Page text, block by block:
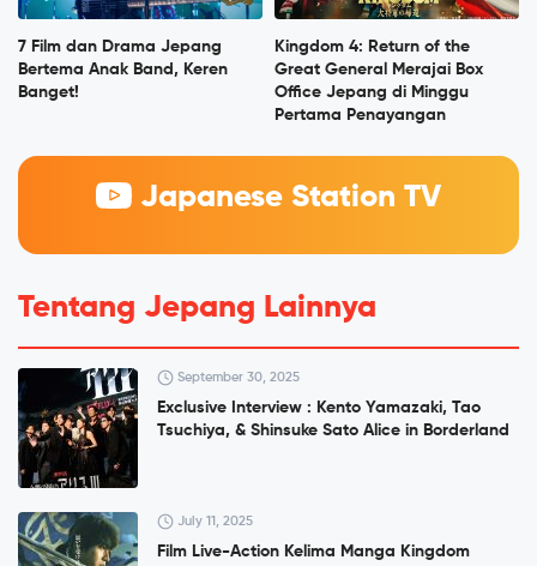
7 Film dan Drama Jepang
Bertema Anak Band, Keren
Banget!
Kingdom 4: Return of the
Great General Merajai Box
Office Jepang di Minggu
Pertama Penayangan
Japanese Station TV
Tentang Jepang Lainnya
September 30, 2025
Exclusive Interview : Kento Yamazaki, Tao
Tsuchiya, & Shinsuke Sato Alice in Borderland
July 11, 2025
Film Live-Action Kelima Manga Kingdom